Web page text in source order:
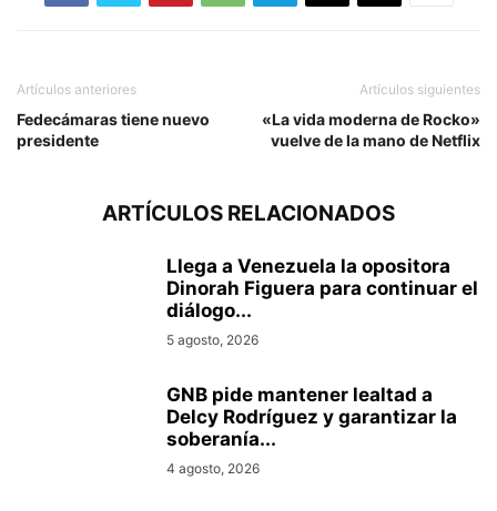
Artículos anteriores
Fedecámaras tiene nuevo
presidente
Artículos siguientes
«La vida moderna de Rocko»
vuelve de la mano de Netflix
ARTÍCULOS RELACIONADOS
Llega a Venezuela la opositora
Dinorah Figuera para continuar el
diálogo...
5 agosto, 2026
GNB pide mantener lealtad a
Delcy Rodríguez y garantizar la
soberanía...
4 agosto, 2026